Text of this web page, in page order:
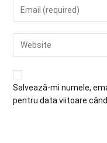
Salvează-mi numele,
pentru data viitoare